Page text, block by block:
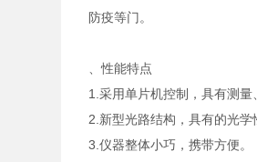
防疫等门。
、性能特点
1.采用单片机控制，具有测量
2.新型光路结构，具有的光学
3.仪器整体小巧，携带方便。